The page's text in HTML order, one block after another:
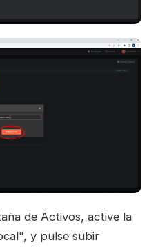
de Activos, active la
y pulse subir